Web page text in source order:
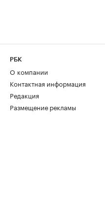
РБК
О компании
Контактная информация
Редакция
Размещение рекламы